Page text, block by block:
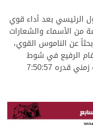
الرئيسي بعد أداء قوي
من الأسماء والشعارات
عن الناموس القوي،
الرفيع في شوط
الأشواط لتتوج بالناموس في توقيت زمني قدره 7:50:57